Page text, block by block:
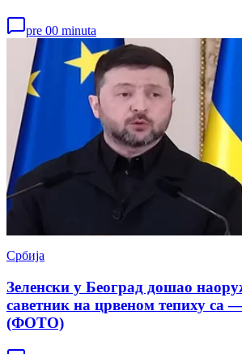
pre 00 minuta
Србија
Зеленски у Београд дошао
саветник на црвеном тепиху
(ФОТО)